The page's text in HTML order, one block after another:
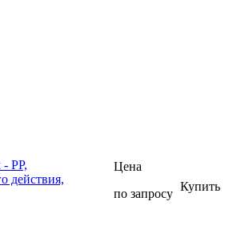
PP,
действия,
Цена
по запросу
Купить